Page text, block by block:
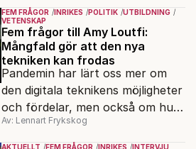
FEM FRÅGOR INRIKES POLITIK UTBILDNING
VETENSKAP
Fem frågor till Amy Loutfi:
Mångfald gör att den nya
tekniken kan frodas
Pandemin har lärt oss mer om
den digitala teknikens möjligheter
och fördelar, men också om hur
viktig cybersäkerhet är. Det
säger Amy Loutfi, ledamot i
Av: Lennart Frykskog
AKTUELLT FEM FRÅGOR INRIKES INTERVJU